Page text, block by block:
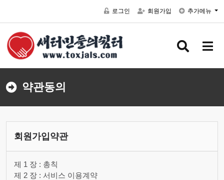
로그인 회원가입 추가메뉴
검색 버
메
약관동의
회원가입약관
제 1 장 : 총칙
제 2 장 : 서비스 이용계약